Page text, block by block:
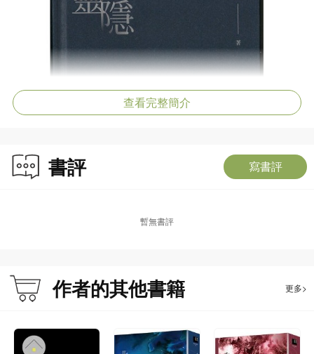
查看完整簡介
書評 寫書評
暫無書評
作者的其他書籍 更多>